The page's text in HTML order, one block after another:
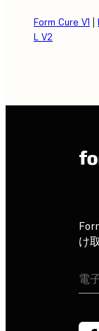
Form Cure V1 |
L V2
け